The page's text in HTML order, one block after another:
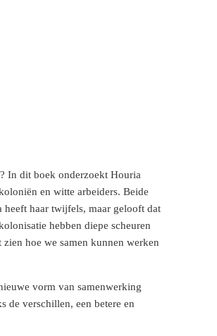
In dit boek onderzoekt Houria
en witte arbeiders. Beide
haar twijfels, maar gelooft dat
hebben diepe scheuren
hoe we samen kunnen werken
vorm van samenwerking
de verschillen, een betere en